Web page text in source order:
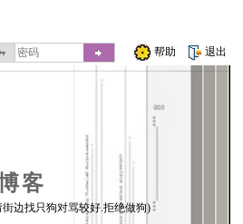
帮助 退出
客
边找只狗对骂较好.拒绝做狗)